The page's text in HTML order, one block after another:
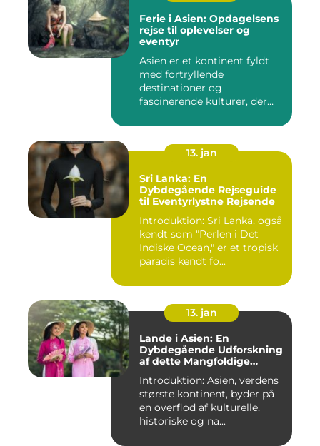
Ferie i Asien: Opdagelsens
rejse til oplevelser og
eventyr
Asien er et kontinent fyldt
med fortryllende
destinationer og
fascinerende kulturer, der
13. jan
Sri Lanka: En
Dybdegående Rejseguide
til Eventyrlystne Rejsende
Introduktion: Sri Lanka, også
kendt som "Perlen i Det
Indiske Ocean," er et tropisk
paradis kendt fo...
13. jan
Lande i Asien: En
Dybdegående Udforskning
af dette Mangfoldige
Introduktion: Asien, verdens
største kontinent, byder på
en overflod af kulturelle,
historiske og na...